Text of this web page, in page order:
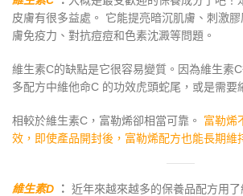
皮膚有很多益處。 它能提亮暗沉肌膚、刺激
膚免疫力、對抗痘痘和色素沈澱等問題。
維生素C的缺點是它很容易變質。因為維生素
多配方中維他命C 的功效虎頭蛇尾，或是需要
相較於維生素C，富勒烯卻相當可靠。 富勒烯
效，即使產品開封後，富勒烯配方也能長期維
維生素D ： 近年來越來越多的保養品配方用